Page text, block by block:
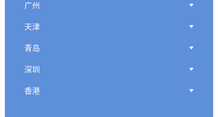
广州
天津
青岛
深圳
香港